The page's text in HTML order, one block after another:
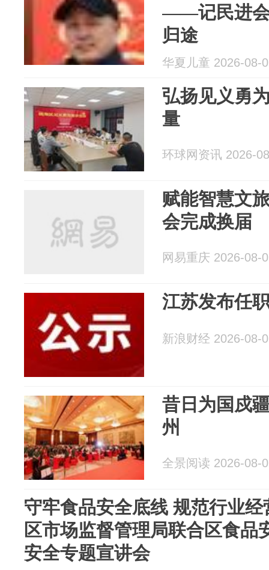
——记民进会
归途
华夏儿童 2026-08-
弘扬见义勇
量
环球网资讯 2026-
赋能智慧文
会完成换届
网易重庆 2026-08-
江苏发布任
新浪财经 2026-08-
昔日为国戍
州
全景阅读 2026-08-
守牢食品安全底线 规范行业
区市场监督管理局联合区食品
安全专题宣讲会